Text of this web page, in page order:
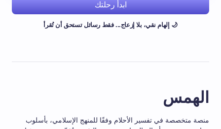
ابدأ رحلتك
🌙 إلهام نقي، بلا إزعاج... فقط رسائل تستحق أن تُقرأ
الهمس
منصة متخصصة في تفسير الأحلام وفقًا للمنهج الإسلامي، بأسلوب